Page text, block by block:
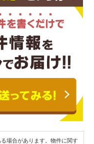
場合があります。物件に関す